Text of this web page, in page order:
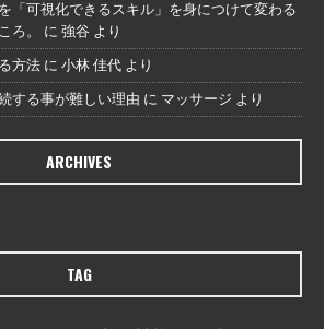
「可視化できるスキル」を身につけて変わる
ろ。
に 強谷 より
方法 に 小林 佳代 より
する事が難しい理由 に マッサージ より
ARCHIVES
TAG